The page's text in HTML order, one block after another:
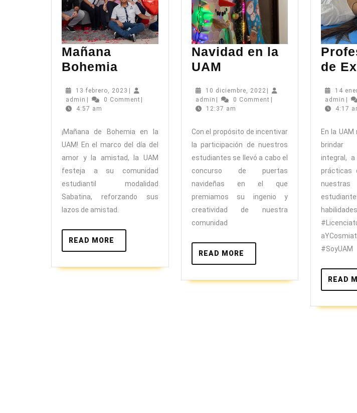
Mañana
Bohemia
13 febrero, 2023 13
febrero,
admin admin0 Comment
4:57 am
¡Mañana de Bohemia en la
UAM! En el marco del día del
amor y la amistad, la UAM
festeja a su comunidad
estudiantil modalidad
Sabatina, reforzando sus
lazos de amistad.
READ MORE
MORE
Navidad en la
UAM
la
UAM
10 diciembre, 2022 10
diciembre,
admin admin0 Comment
12:37 am
Con el propósito de incentivar
la participación de nuestros
estudiantes se llevó a cabo el
concurso de puertas
navideñas en el que
premiamos su ingenio y
creatividad de nuestra
comunidad
READ MORE
MORE
de
14
admin
4:17
En la
brindar
integral,
prácticas
habilidades.
#SoyUAM
READ